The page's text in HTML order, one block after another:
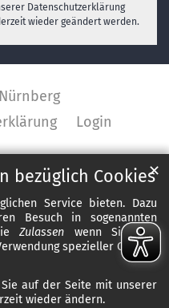
bezüglich Cookies
Service bieten. Dazu
Besuch in sogenannten
Zulassen wenn Sie alle
spezieller Cookies
auf der Seite mit unserer
wieder ändern.
✕
Datenschutzerklärung
wieder geändert werden.
Login